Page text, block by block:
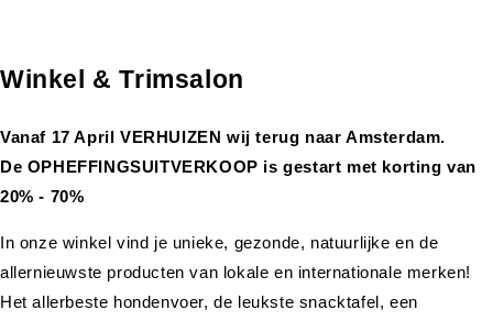
Winkel & Trimsalon
Vanaf 17 April VERHUIZEN wij terug naar Amsterdam.
De OPHEFFINGSUITVERKOOP is gestart met korting van
20% - 70%
In onze winkel vind je unieke, gezonde, natuurlijke en de
allernieuwste producten van lokale en internationale merken!
Het allerbeste hondenvoer, de leukste snacktafel, een